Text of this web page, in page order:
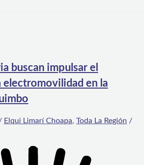
buscan impulsar el
electromovilidad en la
Elqui Limarí Choapa, Toda La Región /